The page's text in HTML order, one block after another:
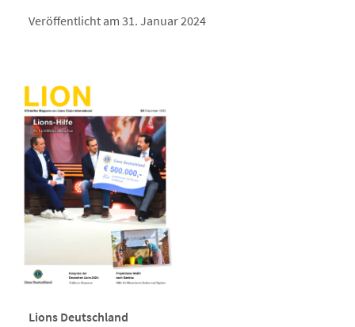
Veröffentlicht am 31. Januar 2024
Lions Deutschland